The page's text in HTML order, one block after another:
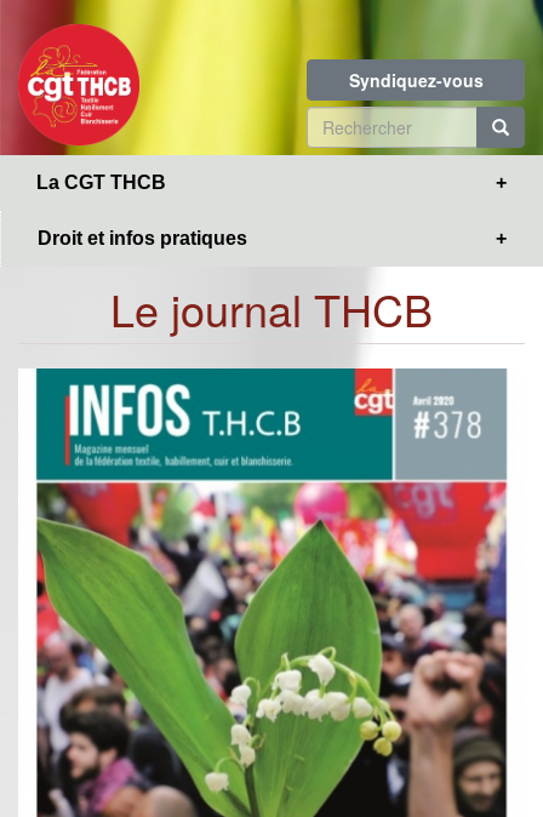
contenu
principal
Syndiquez-vous
Formulaire
de
La CGT THCB
Droit et infos pratiques
Le journal THCB